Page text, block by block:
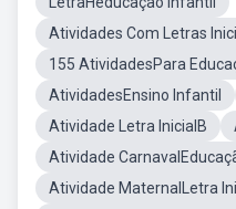
Atividades Com Letras
155 AtividadesPara
AtividadesEnsino Infantil
Atividade Letra InicialB
Atividade
Atividade MaternalLetra